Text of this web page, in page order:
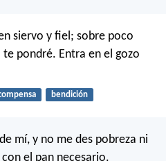
siervo y fiel; sobre poco
pondré. Entra en el gozo
bendición
mí, y no me des pobreza ni
el pan necesario.